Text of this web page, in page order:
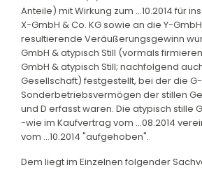
Anteile) mit Wirkung zum ...10.2014 für
X-GmbH & Co. KG sowie an die Y-
resultierende Veräußerungsgewinn
GmbH & atypisch Still (vormals
GmbH & atypisch Still; nachfolgend
Gesellschaft) festgestellt, bei der die
Sonderbetriebsvermögen der stillen
und D erfasst waren. Die atypisch stille
-wie im Kaufvertrag vom ...08.2014
vom ...10.2014 "aufgehoben".
Dem liegt im Einzelnen folgender